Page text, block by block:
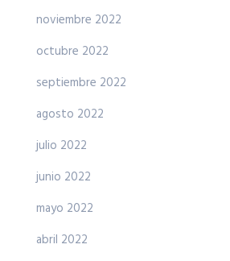
noviembre 2022
octubre 2022
septiembre 2022
agosto 2022
julio 2022
junio 2022
mayo 2022
abril 2022